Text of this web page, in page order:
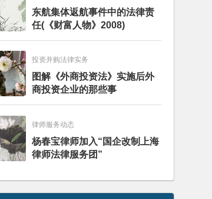
东航集体返航事件中的法律责
任(《财富人物》2008)
投资并购法律实务
图解《外商投资法》实施后外
商投资企业的那些事
律师服务动态
杨春宝律师加入“国企改制上海
律师法律服务团”